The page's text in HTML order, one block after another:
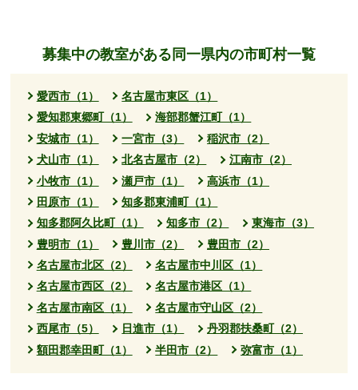
募集中の教室がある同一県内の市町村一覧
愛西市（1）
名古屋市東区（1）
愛知郡東郷町（1）
海部郡蟹江町（1）
安城市（1）
一宮市（3）
稲沢市（2）
犬山市（1）
北名古屋市（2）
江南市（2）
小牧市（1）
瀬戸市（1）
高浜市（1）
田原市（1）
知多郡東浦町（1）
知多郡阿久比町（1）
知多市（2）
東海市（3）
豊明市（1）
豊川市（2）
豊田市（2）
名古屋市北区（2）
名古屋市中川区（1）
名古屋市西区（2）
名古屋市港区（1）
名古屋市南区（1）
名古屋市守山区（2）
西尾市（5）
日進市（1）
丹羽郡扶桑町（2）
額田郡幸田町（1）
半田市（2） 弥富市（1）